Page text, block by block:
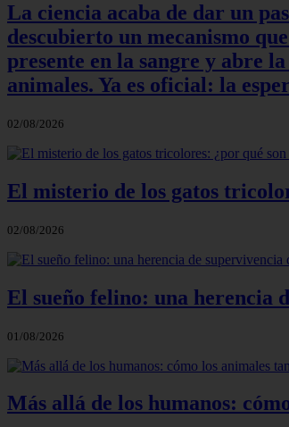
La ciencia acaba de dar un
descubierto un mecanismo
presente en la sangre y abre
animales. Ya es oficial: la
02/08/2026
El misterio de los gatos
02/08/2026
El sueño felino: una herencia
01/08/2026
Más allá de los humanos: